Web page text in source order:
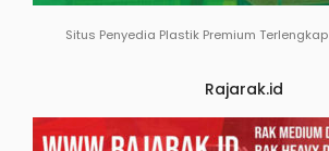
Situs Penyedia Plastik Premium Terlengkap
Rajarak.id